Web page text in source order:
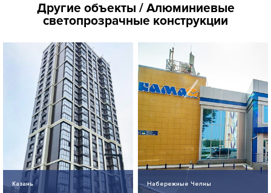
Другие объекты / Алюминиевые
светопрозрачные конструкции
Казань Набережные Челны